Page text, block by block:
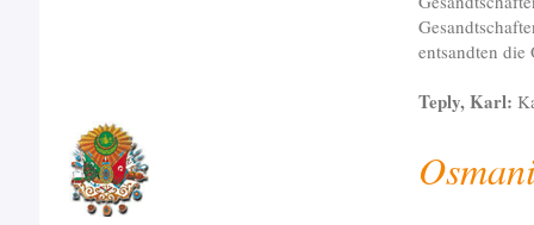
entsandten
Teply, Karl: